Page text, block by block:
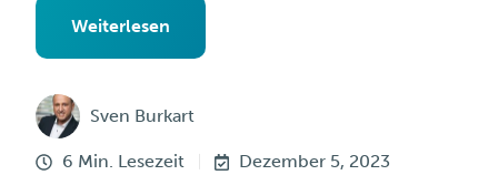
Weiterlesen
Sven Burkart
6 Min. Lesezeit Dezember 5, 2023